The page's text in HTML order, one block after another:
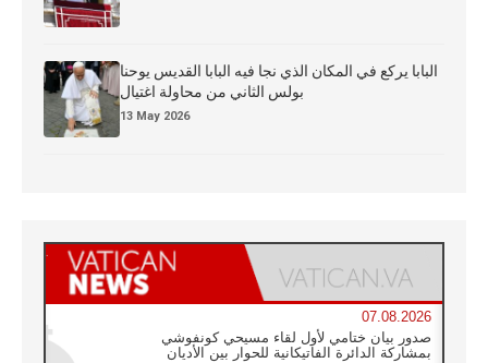
البابا يركع في المكان الذي نجا فيه البابا القديس يوحنا
بولس الثاني من محاولة اغتيال
13 May 2026
07.08.2026
صدور بيان ختامي لأول لقاء مسيحي كونفوشي
بمشاركة الدائرة الفاتيكانية للحوار بين الأديان